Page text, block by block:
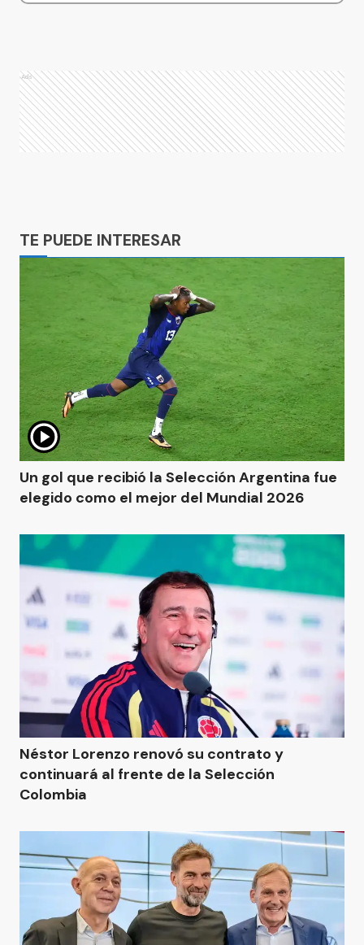
Ads
TE PUEDE INTERESAR
Un gol que recibió la Selección Argentina fue
elegido como el mejor del Mundial 2026
Néstor Lorenzo renovó su contrato y
continuará al frente de la Selección
Colombia